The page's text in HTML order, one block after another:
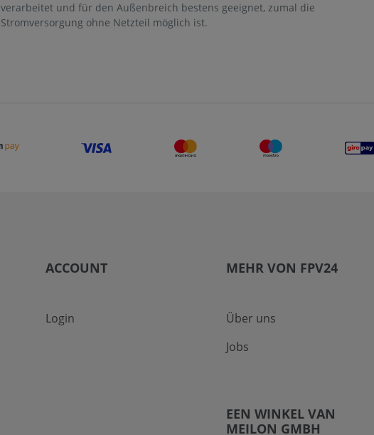
verarbeitet und für den Außenbreich bestens geeignet, zumal die
Stromversorgung ohne Netzteil möglich ist.
ACCOUNT
Login
MEHR VON FPV24
Über uns
Jobs
EEN WINKEL VAN
MEILON GMBH